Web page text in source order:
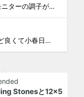
お店のACERモニターの調子がイマイチなので魔改造したiMacと入れ替え 外は豪雨、何処へも行かない火曜。 コツコツ作業スタートです!!! CHK!!! 何年かぶりにモニターを降ろした。 配線がぐちゃぐちゃ😂 要らないケーブルなど、使っていない部材などなど片付けて、拭き掃除w。...
天気がこれほど良くて小春日和で 🎧から、爆音で この曲しかない。 ループ・リピート再生。 CHK!!! ちなみに自分。 60歳になったら、この色でW114 乗っていたいですね。 罪と罰 PV このミュージック・ビデオ「罪と罰」は"自分のクルマを切る"というコ...
Stonesと12×5